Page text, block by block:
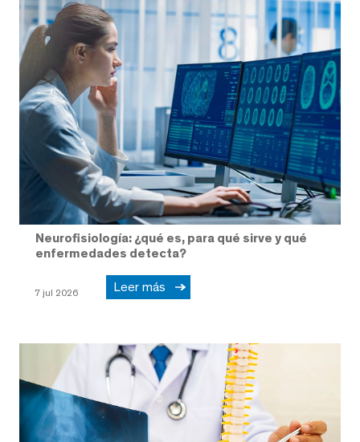
Neurofisiología: ¿qué es, para qué sirve y qué
enfermedades detecta?
7 jul 2026 Leer más